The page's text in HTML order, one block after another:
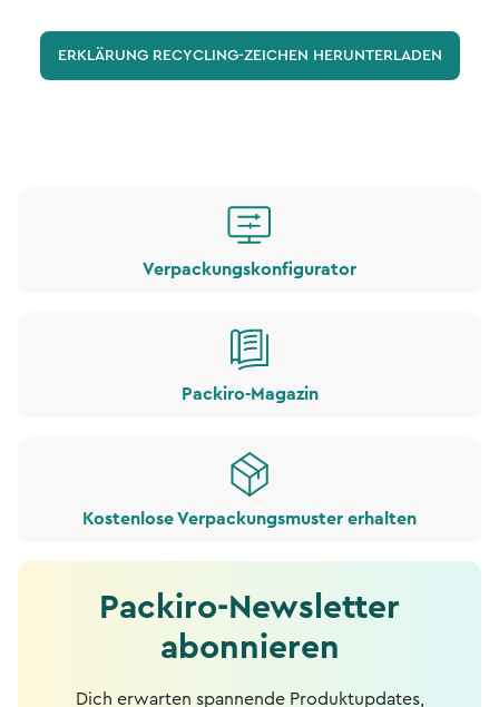
ERKLÄRUNG RECYCLING-ZEICHEN HERUNTERLADEN
Verpackungskonfigurator
Packiro-Magazin
Kostenlose Verpackungsmuster erhalten
Packiro-Newsletter
abonnieren
Dich erwarten spannende Produktupdates,